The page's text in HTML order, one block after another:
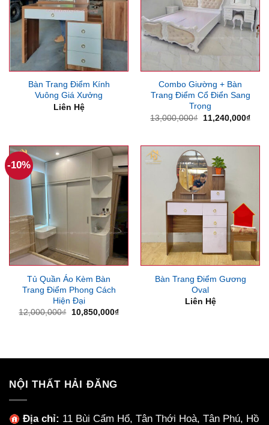
Bàn Trang Điểm Kính
Vuông Giá Xưởng
Liên Hệ
Combo Giường + Bàn
Trang Điểm Cổ Điển Sang
Trọng
13,000,000₫
Giá
11,240,000₫Giá
-10%
Tủ Quần Áo Kèm Bàn
Trang Điểm Phong Cách
Hiện Đại
12,000,000₫
Giá
10,850,000₫Giá
Bàn Trang Điểm Gương
Oval
Liên Hệ
NỘI THẤT HẢI ĐĂNG
Địa chỉ: 11 Bùi Cẩm Hổ, Tân Thới Hoà, Tân Phú, Hồ